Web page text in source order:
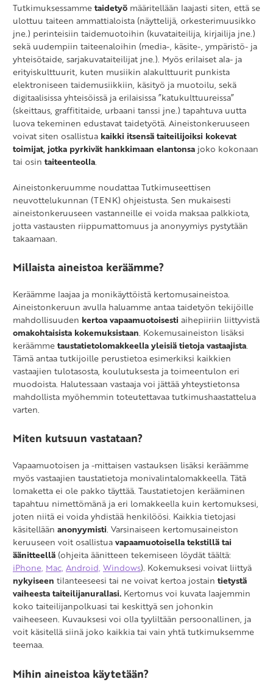
Tutkimuksessammetaidetyö määritellään laajasti siten, että se
ulottuu taiteen ammattialoista (näyttelijä, orkesterimuusikko
jne.) perinteisiin taidemuotoihin (kuvataiteilija, kirjailija jne.)
sekä uudempiin taiteenaloihin (media-, käsite-, ympäristö- ja
yhteisötaide, sarjakuvataiteilijat jne.). Myös erilaiset ala- ja
erityiskulttuurit, kuten musiikin alakulttuurit punkista
elektroniseen taidemusiikkiin, käsityö ja muotoilu, sekä
digitaalisissa yhteisöissä ja erilaisissa ”katukulttuureissa”
(skeittaus, graffititaide, urbaani tanssi jne.) tapahtuva uutta
luova tekeminen edustavat taidetyötä. Aineistonkeruuseen
voivat siten osallistua kaikki itsensä taiteilijoiksi kokevat
toimijat, jotka pyrkivät hankkimaan elantonsa joko kokonaan
tai osin taiteenteolla.
Aineistonkeruumme noudattaa Tutkimuseettisen
neuvottelukunnan (TENK) ohjeistusta. Sen mukaisesti
aineistonkeruuseen vastanneille ei voida maksaa palkkiota,
jotta vastausten riippumattomuus ja anonyymiys pystytään
takaamaan.
Millaista aineistoa keräämme?
Keräämme laajaa ja monikäyttöistä kertomusaineistoa.
Aineistonkeruun avulla haluamme antaa taidetyön tekijöille
mahdollisuuden kertoa vapaamuotoisesti aihepiiriin liittyvistä
omakohtaisista kokemuksistaan. Kokemusaineiston lisäksi
keräämmetaustatietolomakkeella yleisiä tietoja vastaajista.
Tämä antaa tutkijoille perustietoa esimerkiksi kaikkien
vastaajien tulotasosta, koulutuksesta ja toimeentulon eri
muodoista. Halutessaan vastaaja voi jättää yhteystietonsa
mahdollista myöhemmin toteutettavaa tutkimushaastattelua
varten.
Miten kutsuun vastataan?
Vapaamuotoisen ja -mittaisen vastauksen lisäksi keräämme
myös vastaajien taustatietoja monivalintalomakkeella. Tätä
lomaketta ei ole pakko täyttää. Taustatietojen kerääminen
tapahtuu nimettömänä ja eri lomakkeella kuin kertomuksesi,
joten niitä ei voida yhdistää henkilöösi. Kaikkia tietojasi
käsitellään anonyymisti. Varsinaiseen kertomusaineiston
keruuseen voit osallistuavapaamuotoisella tekstillä tai
äänitteellä (ohjeita äänitteen tekemiseen löydät täältä:
iPhone, Mac, Android, Windows). Kokemuksesi voivat liittyä
nykyiseen tilanteeseesi tai ne voivat kertoa jostain tietystä
vaiheesta taiteilijanurallasi. Kertomus voi kuvata laajemmin
koko taiteilijanpolkuasi tai keskittyä sen johonkin
vaiheeseen. Kuvauksesi voi olla tyyliltään persoonallinen, ja
voit käsitellä siinä joko kaikkia tai vain yhtä tutkimuksemme
teemaa.
Mihin aineistoa käytetään?